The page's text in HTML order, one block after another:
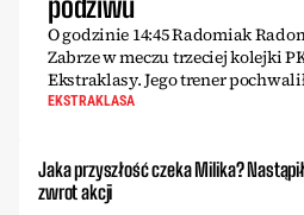
O godzinie 14:45 Radomiak
Zabrze w meczu trzeciej kolejki
Ekstraklasy. Jego trener
EKSTRAKLASA
Jaka przyszłość czeka Milika? Nastąpił
zwrot akcji